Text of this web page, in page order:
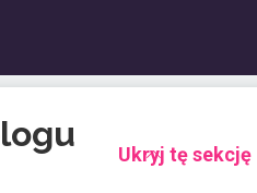
Ukryj tę sekcję